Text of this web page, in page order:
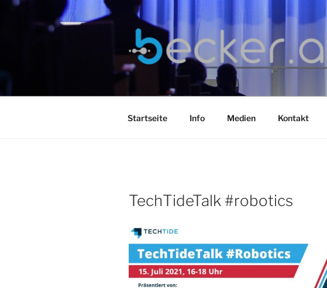
Zum
Startseite Info Medien Kontakt
TechTideTalk #robotics